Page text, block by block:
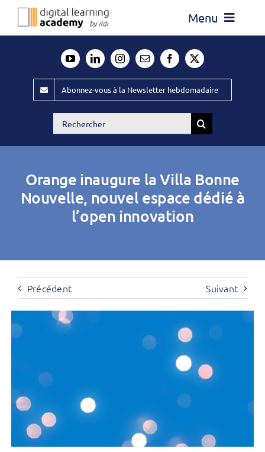
Passer
Menu
Évènements ILDI
Offres d’emploi
Publiez
Abonnez-vous à la Newsletter hebdomadaire
Rechercher:
Orange inaugure la Villa Bonne
Nouvelle, nouvel espace dédié à
l’open innovation
Précédent Suivant